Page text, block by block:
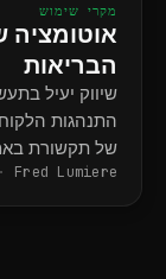
מקרי שימוש
אוטומציה
הבריאות
התנהגות
מסנכרן את Mindbody ו-HubSpot עבור...
Fred Lumiere